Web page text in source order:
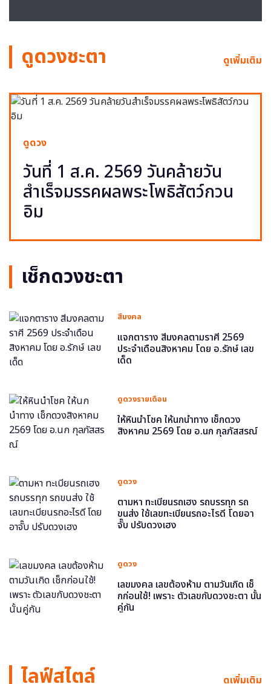
ดูดวงชะตา ดูเพิ่มเติม
ดูดวง
วันที่ 1 ส.ค. 2569 วันคล้ายวัน
สำเร็จมรรคผลพระโพธิสัตว์กวน
อิม
เช็กดวงชะตา
สีมงคล
แจกตาราง สีมงคลตามราศี 2569
ประจำเดือนสิงหาคม โดย อ.รักษ์ เลข
เด็ด
ดูดวงรายเดือน
ให้หินนำโชค ให้นกนำทาง เช็กดวง
สิงหาคม 2569 โดย อ.นก กุลภัสสรณ์
ดูดวง
ตามหา ทะเบียนรถเฮง รถบรรทุก รถ
ขนส่ง ใช้เลขทะเบียนรถอะไรดี โดยอา
จั๊บ ปรับดวงเฮง
ดูดวง
เลขมงคล เลขต้องห้าม ตามวันเกิด เช็
กก่อนใช้! เพราะ ตัวเลขกับดวงชะตา นั้น
คู่กัน
ไลฟ์สไตล์ ดูเพิ่มเติม